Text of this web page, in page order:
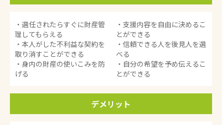
・選任されたらすぐに財産管
理してもらえる
・本人がした不利益な契約を
取り消すことができる
・身内の財産の使いこみを防
げる
・支援内容を自由に決めるこ
とができる
・信頼できる人を後見人を選
べる
・自分の希望を予め伝えるこ
とができる
デメリット